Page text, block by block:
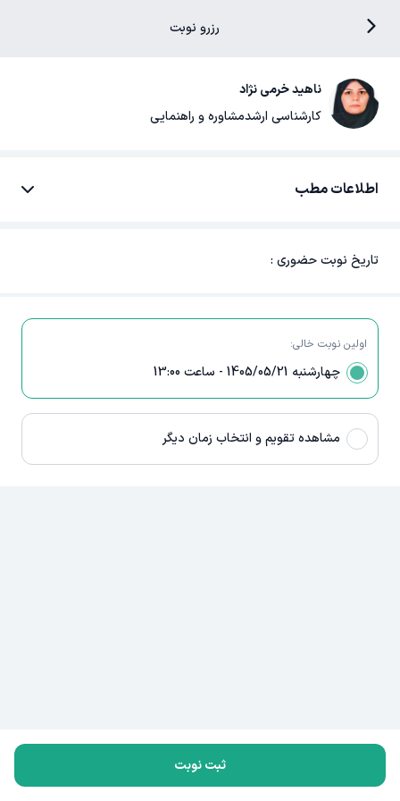
رزرو نوبت
ناهید خرمی نژاد
کارشناسی ارشدمشاوره و راهنمایی
اطلاعات مطب
آدرس :تهران -
تاریخ نوبت حضوری :
اولین نوبت خالی:
چهارشنبه 1405/05/21 - ساعت 13:00
مشاهده تقویم و انتخاب زمان دیگر
ثبت نوبت